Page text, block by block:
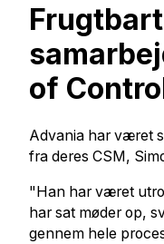
of
Advania har været
fra deres CSM,
"Han har været
har sat møder op,
gennem hele